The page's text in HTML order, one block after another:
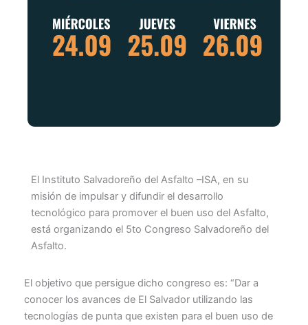
El Instituto Salvadoreño del Asfalto –ISA, en su
misión de impulsar y difundir el desarrollo
tecnológico para promover el buen uso del Asfalto,
está organizando el 5to Congreso Salvadoreño del
Asfalto.
El objetivo que persigue dicho congreso es: “Dar a
conocer los avances de El Salvador utilizando las
tecnologías de punta que existen para el buen uso de